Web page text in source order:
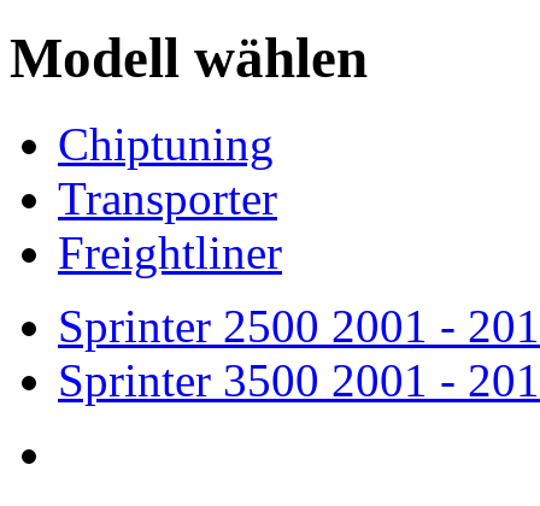
Modell wählen
Chiptuning
Transporter
Freightliner
Sprinter 2500 2001 -
Sprinter 3500 2001 -